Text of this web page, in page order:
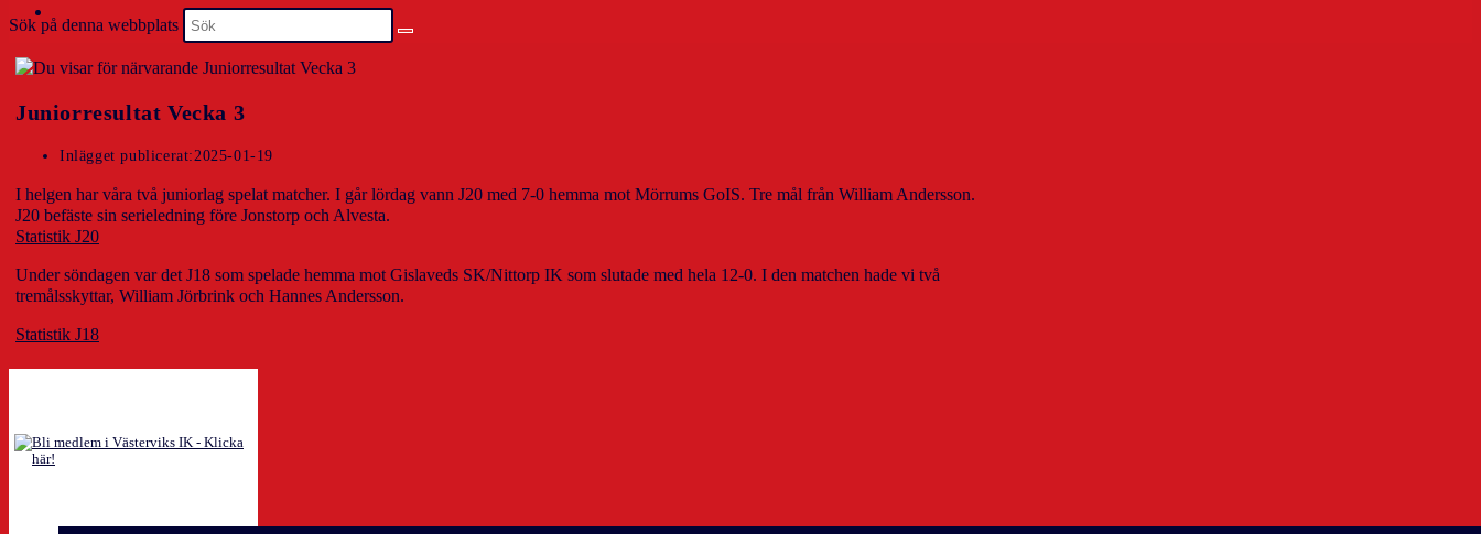
Sök på denna webbplats
Juniorresultat Vecka 3
Inlägget publicerat:2025-01-19
I helgen har våra två juniorlag spelat matcher. I går lördag vann J20 med 7-0 hemma mot Mörrums GoIS. Tre mål från William Andersson.
J20 befäste sin serieledning före Jonstorp och Alvesta.
Statistik J20
Under söndagen var det J18 som spelade hemma mot Gislaveds SK/Nittorp IK som slutade med hela 12-0. I den matchen hade vi två
tremålsskyttar, William Jörbrink och Hannes Andersson.
Statistik J18